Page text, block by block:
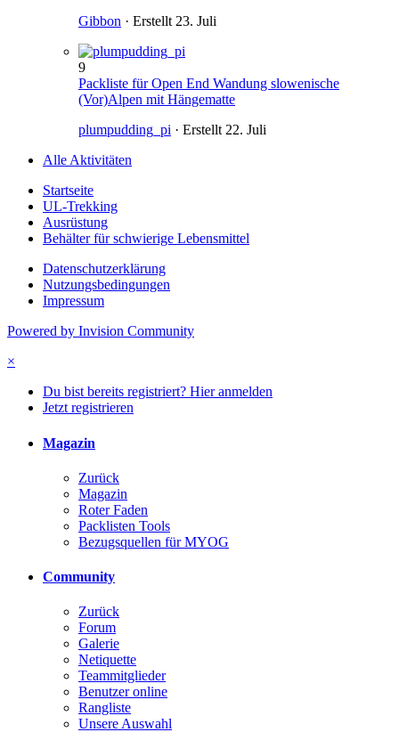
Gibbon · Erstellt23. Juli
9
Packliste für Open End Wandung slowenische
(Vor)Alpen mit Hängematte
plumpudding_pi · Erstellt22. Juli
Alle Aktivitäten
Startseite
UL-Trekking
Ausrüstung
Behälter für schwierige Lebensmittel
Datenschutzerklärung
Nutzungsbedingungen
Impressum
Powered by Invision Community
×
Du bist bereits registriert? Hier anmelden
Jetzt registrieren
Magazin
Zurück
Magazin
Roter Faden
Packlisten Tools
Bezugsquellen für MYOG
Community
Zurück
Forum
Galerie
Netiquette
Teammitglieder
Benutzer online
Rangliste
Unsere Auswahl